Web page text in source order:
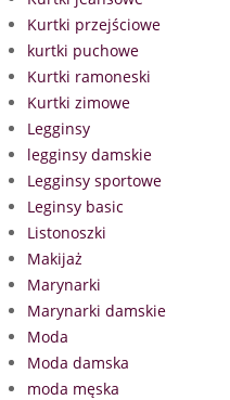
Kurtki przejściowe
kurtki puchowe
Kurtki ramoneski
Kurtki zimowe
Legginsy
legginsy damskie
Legginsy sportowe
Leginsy basic
Listonoszki
Makijaż
Marynarki
Marynarki damskie
Moda
Moda damska
moda męska